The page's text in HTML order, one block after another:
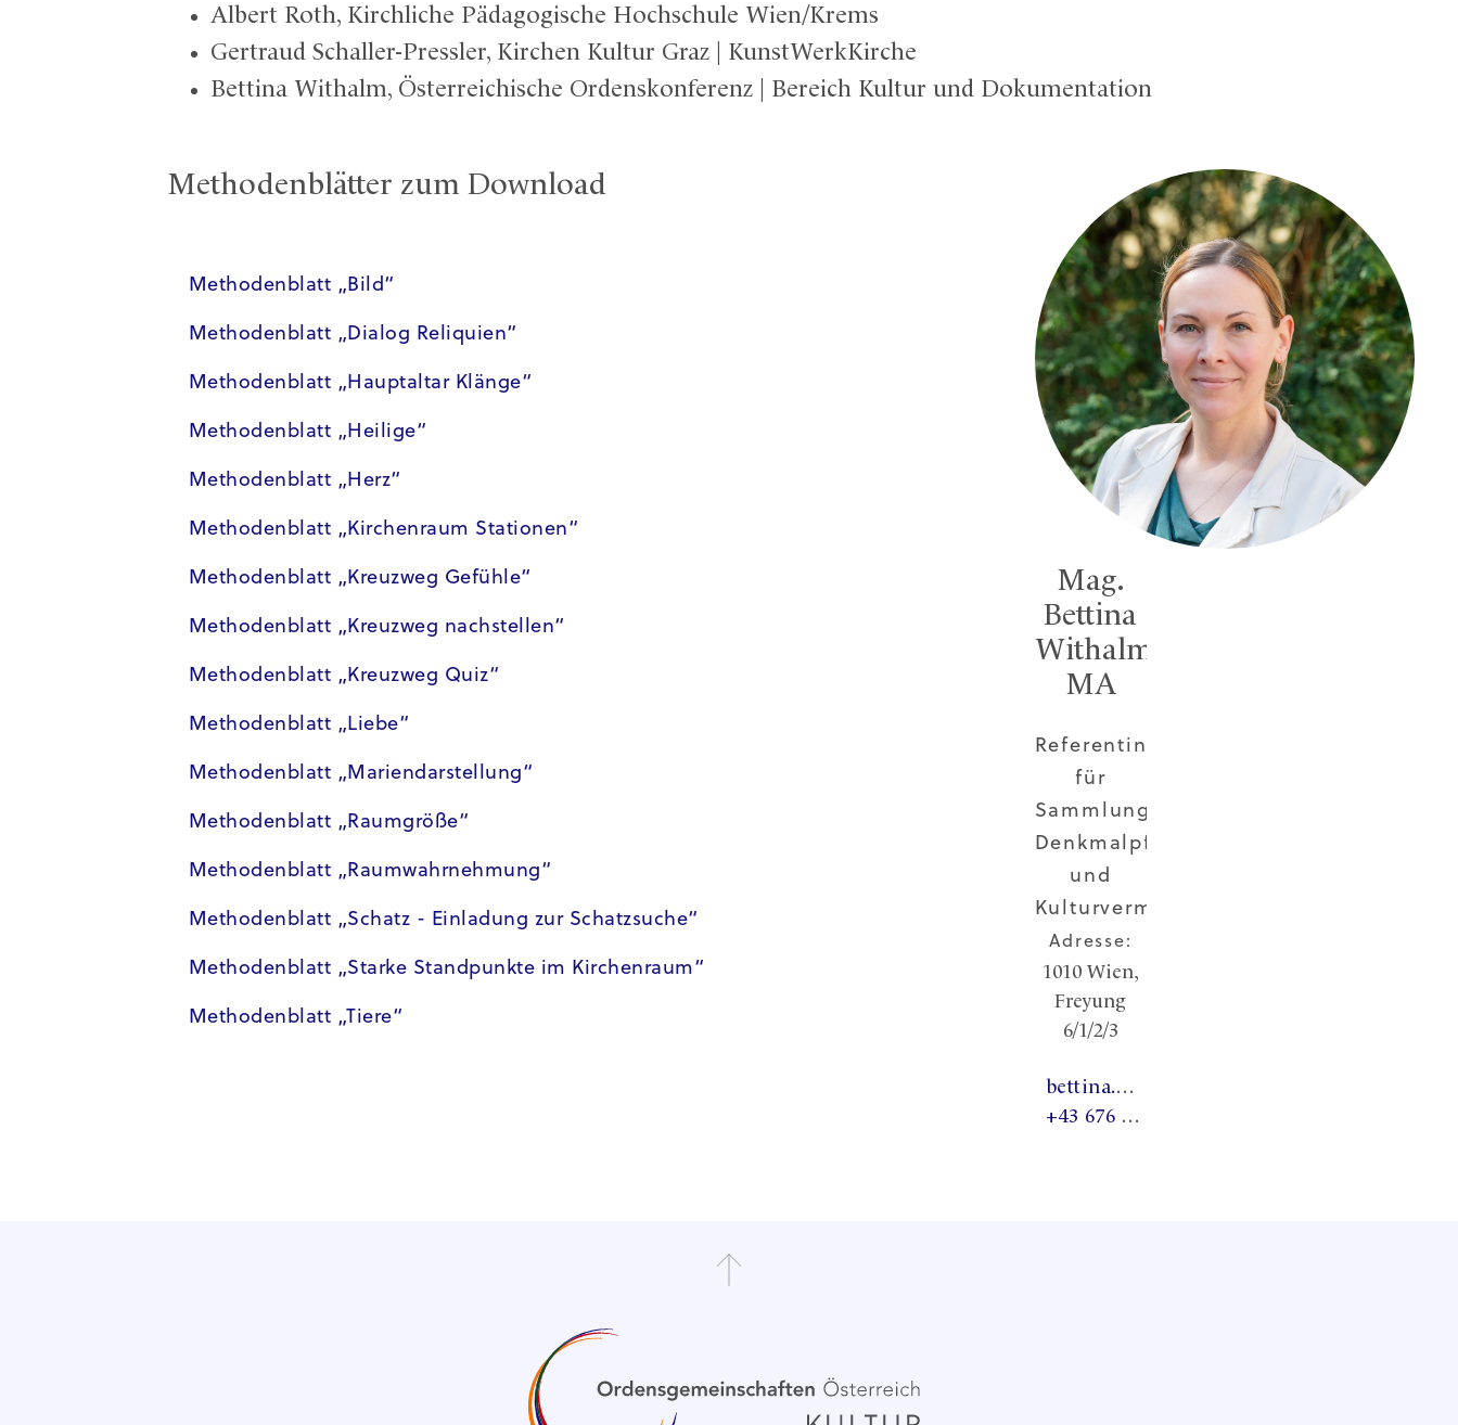
Albert Roth, Kirchliche Pädagogische Hochschule Wien/Krems
Gertraud Schaller-Pressler, Kirchen Kultur Graz | KunstWerkKirche
Bettina Withalm, Österreichische Ordenskonferenz | Bereich Kultur und Dokumentation
Methodenblätter zum Download
Methodenblatt „Bild“
Methodenblatt „Dialog Reliquien“
Methodenblatt „Hauptaltar Klänge“
Methodenblatt „Heilige“
Methodenblatt „Herz“
Methodenblatt „Kirchenraum Stationen“
Methodenblatt „Kreuzweg Gefühle“
Methodenblatt „Kreuzweg nachstellen“
Methodenblatt „Kreuzweg Quiz“
Methodenblatt „Liebe“
Methodenblatt „Mariendarstellung“
Methodenblatt „Raumgröße“
Methodenblatt „Raumwahrnehmung“
Methodenblatt „Schatz - Einladung zur Schatzsuche“
Methodenblatt „Starke Standpunkte im Kirchenraum“
Methodenblatt „Tiere“
Mag.
Bettina
Withalm,
MA
Referentin
für
Sammlungen,
Denkmalpflege
und
Kulturvermittlung
Adresse:
1010 Wien,
Freyung
6/1/2/3
bettina.withalm@ordensgemeinschaften.at
+43 676 395 42 33